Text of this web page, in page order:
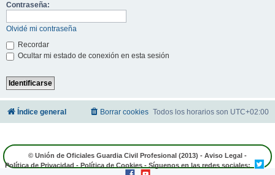
Contraseña:
Olvidé mi contraseña
Recordar
Ocultar mi estado de conexión en esta sesión
Índice general Todos los horarios son UTC+02:00
Borrar cookies
© Unión de Oficiales Guardia Civil Profesional (2013) - Aviso Legal -
Política de Privacidad - Política de Cookies - Síguenos en las redes sociales: